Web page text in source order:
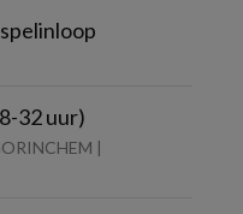
32 uur)
|